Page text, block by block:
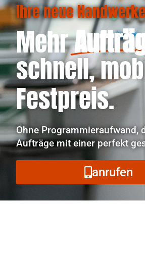
Ihre neue
Mehr
schnell,
Festpreis.
Ohne Programmier­aufwand,
Aufträge mit einer perfekt
anrufen